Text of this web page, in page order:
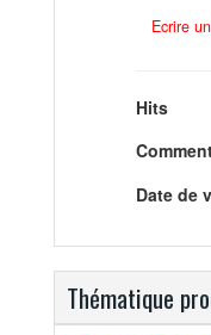
Ecrire
Hits
Date de
Thématique